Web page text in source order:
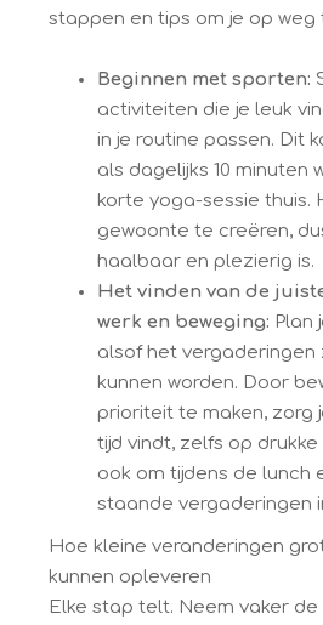
stappen en tips om je op weg
Beginnen met sporten:
activiteiten die je leuk
in je routine passen. Dit
als dagelijks 10 minuten
korte yoga-sessie thuis.
gewoonte te creëren,
haalbaar en plezierig is.
Het vinden van de
werk en beweging: Plan
alsof het vergaderingen
kunnen worden. Door
prioriteit te maken, zorg
tijd vindt, zelfs op
ook om tijdens de lunch
staande vergaderingen
Hoe kleine veranderingen
kunnen opleveren
Elke stap telt. Neem vaker